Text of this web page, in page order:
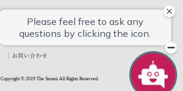
宿泊約款
プライバシーポリシー
お客様の声
泉翠ブログ
お問い合わせ
Copyright © 2019 The Sensui All Rights Reserved.